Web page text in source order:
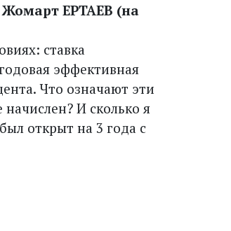
Жомарт ЕРТАЕВ (на
ставка
эффективная
Что означают эти
И сколько я
открыт на 3 года с